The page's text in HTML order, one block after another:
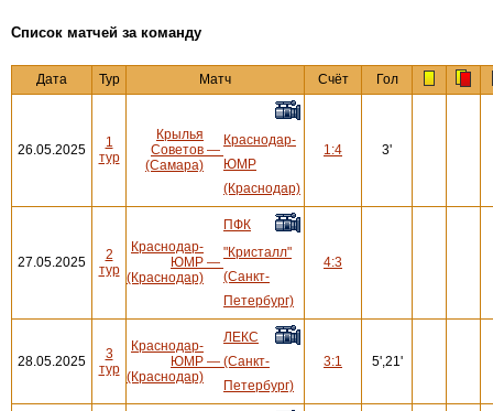
Cписок матчей за команду
Дата Тур Матч Счёт Гол
26.05.2025
1
тур
Крылья
Советов
(Самара)
—
Краснодар-
ЮМР
(Краснодар)
1:4 3'
27.05.2025
2
тур
Краснодар-
ЮМР
(Краснодар)
—
ПФК
"Кристалл"
(Санкт-
Петербург)
4:3
28.05.2025
3
тур
Краснодар-
ЮМР
(Краснодар)
—
ЛЕКС
(Санкт-
Петербург)
3:1 5',21'